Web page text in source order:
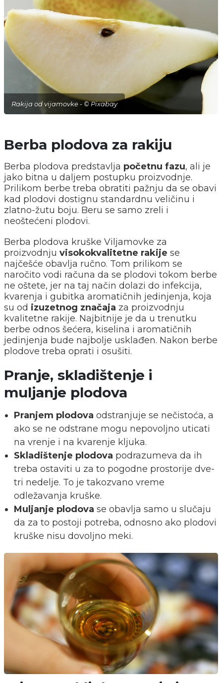
Rakija od vijamovke - © Pixabay
Berba plodova za rakiju
Berba plodova predstavlja početnu fazu, ali je
jako bitna u daljem postupku proizvodnje.
Prilikom berbe treba obratiti pažnju da se obavi
kad plodovi dostignu standardnu veličinu i
zlatno-žutu boju. Beru se samo zreli i
neoštećeni plodovi.
Berba plodova kruške Viljamovke za
proizvodnju visokokvalitetne rakije se
najčešće obavlja ručno. Tom prilikom se
naročito vodi računa da se plodovi tokom berbe
ne oštete, jer na taj način dolazi do infekcija,
kvarenja i gubitka aromatičnih jedinjenja, koja
su od izuzetnog značaja za proizvodnju
kvalitetne rakije. Najbitnije je da u trenutku
berbe odnos šećera, kiselina i aromatičnih
jedinjenja bude najbolje usklađen. Nakon berbe
plodove treba oprati i osušiti.
Pranje, skladištenje i
muljanje plodova
Pranjem plodova odstranjuje se nečistoća, a
ako se ne odstrane mogu nepovoljno uticati
na vrenje i na kvarenje kljuka.
Skladištenje plodova podrazumeva da ih
treba ostaviti u za to pogodne prostorije dve-
tri nedelje. To je takozvano vreme
odležavanja kruške.
Muljanje plodova se obavlja samo u slučaju
da za to postoji potreba, odnosno ako plodovi
kruške nisu dovoljno meki.